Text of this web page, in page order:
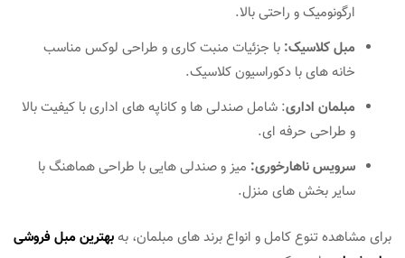
ارگونومیک و راحتی بالا.
مبل کلاسیک: با جزئیات منبت‌ کاری و طراحی لوکس مناسب
خانه‌ های با دکوراسیون کلاسیک.
مبلمان اداری: شامل صندلی‌ ها و کاناپه‌ های اداری با کیفیت بالا
و طراحی حرفه‌ ای.
سرویس ناهارخوری: میز و صندلی‌ هایی با طراحی هماهنگ با
سایر بخش‌ های منزل.
برای مشاهده تنوع کامل و انواع برند های مبلمان، به بهترین مبل فروشی